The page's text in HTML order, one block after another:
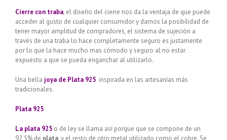
Cierre con traba, el diseño del cierre nos da la ventaja de que puede
acceder al gusto de cualquier consumidor y darnos la posibilidad de
tener mayor amplitud de compradores, el sistema de sujeción a
través de una traba lo hace completamente seguro es justamente
por lo que la hace mucho mas cómodo y seguro al no estar
expuesto a que se pueda enganchar al utilizarlo.
Una bella joya de Plata 925 inspirada en las artesanías más
tradicionales.
Plata 925
La plata 925 o de ley se llama así porque que se compone de un
92,5% de plata , y el resto de otro metal utilizado como el cobre. Se